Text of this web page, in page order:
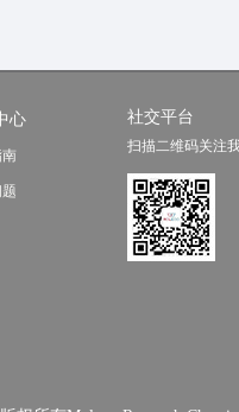
心 社交平台
扫描二维码关注